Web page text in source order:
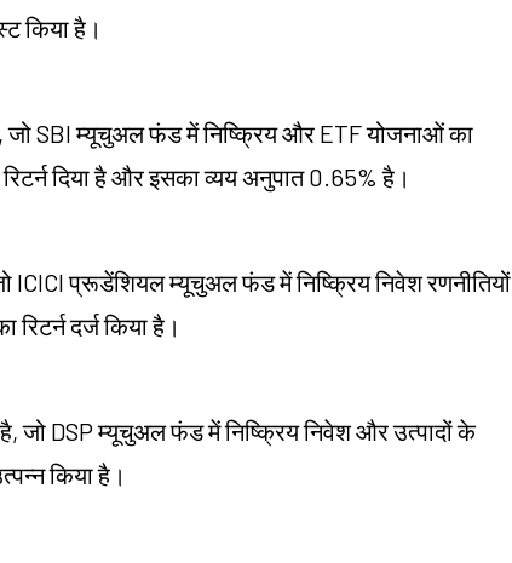
किया है।
जो SBI म्यूचुअल फंड में निष्क्रिय और ETF योजनाओं का
दिया है और इसका व्यय अनुपात 0.65% है।
ICICI प्रूडेंशियल म्यूचुअल फंड में निष्क्रिय निवेश रणनीतियों
दर्ज किया है।
है, जो DSP म्यूचुअल फंड में निष्क्रिय निवेश और उत्पादों के
किया है।